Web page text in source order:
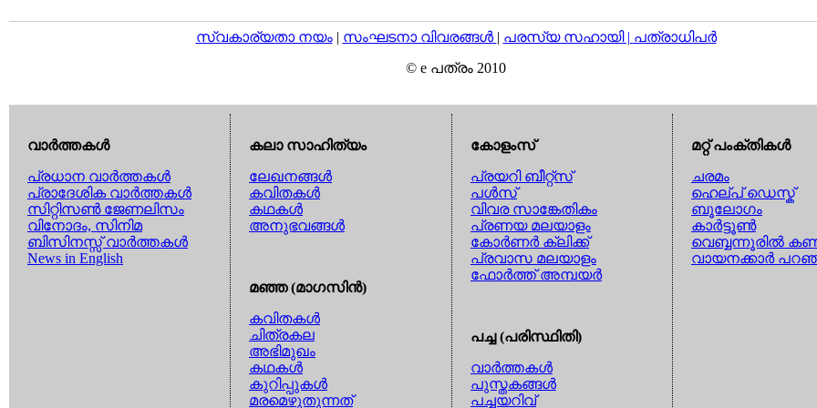
സ്വകാര്യതാ നയം| സംഘടനാ വിവരങ്ങള്‍ | പരസ്യ സഹായി | പത്രാധിപര്‍
© e പത്രം 2010
വാര്‍ത്തകള്‍
പ്രധാന വാര്‍ത്തകള്‍
പ്രാദേശിക വാര്‍ത്തകള്‍
സിറ്റിസണ്‍ ജേണലിസം
വിനോദം, സിനിമ
ബിസിനസ്സ് വാര്‍ത്തകള്‍
News in English
കലാ സാഹിത്യം
ലേഖനങ്ങള്‍
കവിതകള്‍
കഥകള്‍
അനുഭവങ്ങള്‍
മഞ്ഞ (മാഗസിന്‍)
കവിതകള്‍
ചിത്രകല
അഭിമുഖം
കഥകള്‍
കുറിപ്പുകള്‍
മരമെഴുതുന്നത്
കോളംസ്
പ്രയറി ബീറ്റ്സ്
പള്‍സ്
വിവര സാങ്കേതികം
പ്രണയ മലയാളം
കോര്‍ണര്‍ ക്ലിക്ക്
പ്രവാസ മലയാളം
ഫോര്‍ത്ത് അമ്പയര്‍
പച്ച (പരിസ്ഥിതി)
വാര്‍ത്തകള്‍
പുസ്തകങ്ങള്‍
പച്ചയറിവ്
മറ്റ് പംക്തികള്‍
ചരമം
ഹെല്പ് ഡെസ്ക്
ബൂലോഗം
കാര്‍ട്ടൂണ്‍
വെബ്ബന്നൂരില്‍
വായനക്കാര്‍